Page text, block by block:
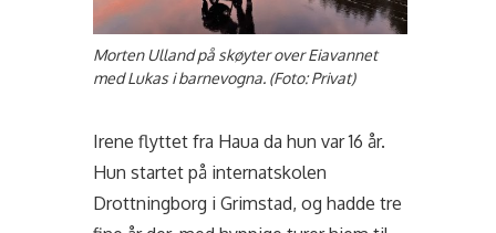
Morten Ulland på skøyter over Eiavannet
med Lukas i barnevogna. (Foto: Privat)
Irene flyttet fra Haua da hun var 16 år.
Hun startet på internatskolen
Drottningborg i Grimstad, og hadde tre